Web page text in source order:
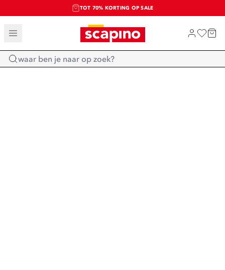
TOT 70% KORTING OP SALE
SALE: LAATSTE KANS!
SHOP NIEUW
Home